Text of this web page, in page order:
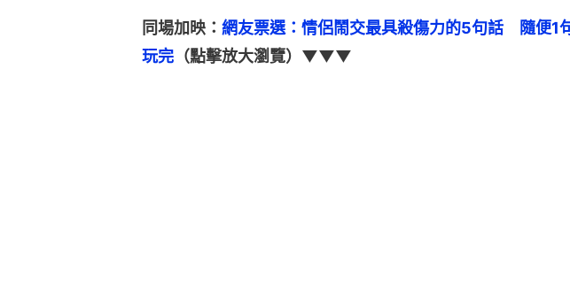
同場加映： 網友票選：情侶鬧交最具殺傷力的5句話　隨便1
玩完 （點擊放大瀏覽）▼▼▼